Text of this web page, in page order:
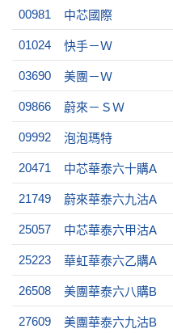
00981 中芯國際
01024 快手－Ｗ
03690 美團－Ｗ
09866 蔚來－ＳＷ
09992 泡泡瑪特
20471 中芯華泰六十購A
21749 蔚來華泰六九沽A
25057 中芯華泰六甲沽A
25223 華虹華泰六乙購A
26508 美團華泰六八購B
27609 美團華泰六九沽B